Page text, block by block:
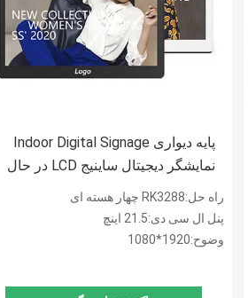
پایه دیواری Indoor Digital Signage
نمایشگر دیجیتال ساینیج LCD در حال
پخش تصویر ویدئویی را نمایش می دهد
راه حل:RK3288 چهار هسته ای
پنل ال سی دی:21.5 اینچ
وضوح:1920*1080